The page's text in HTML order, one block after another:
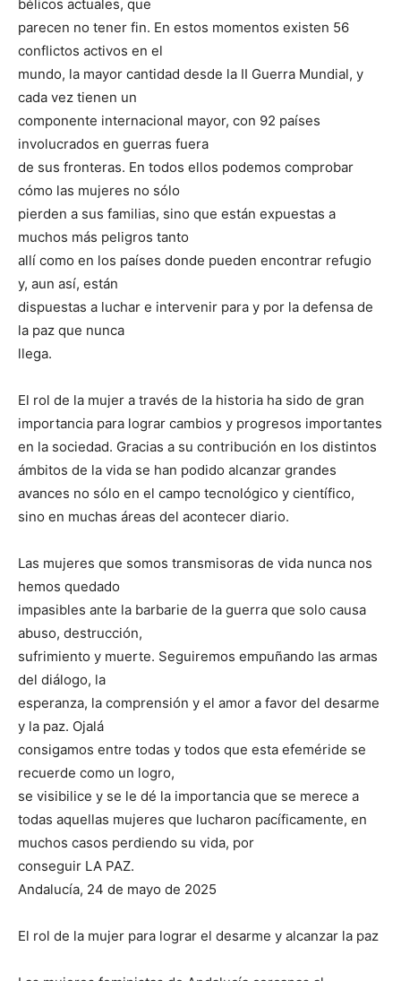
bélicos actuales, que
parecen no tener fin. En estos momentos existen 56
conflictos activos en el
mundo, la mayor cantidad desde la II Guerra Mundial, y
cada vez tienen un
componente internacional mayor, con 92 países
involucrados en guerras fuera
de sus fronteras. En todos ellos podemos comprobar
cómo las mujeres no sólo
pierden a sus familias, sino que están expuestas a
muchos más peligros tanto
allí como en los países donde pueden encontrar refugio
y, aun así, están
dispuestas a luchar e intervenir para y por la defensa de
la paz que nunca
llega.
El rol de la mujer a través de la historia ha sido de gran
importancia para lograr cambios y progresos importantes
en la sociedad. Gracias a su contribución en los distintos
ámbitos de la vida se han podido alcanzar grandes
avances no sólo en el campo tecnológico y científico,
sino en muchas áreas del acontecer diario.
Las mujeres que somos transmisoras de vida nunca nos
hemos quedado
impasibles ante la barbarie de la guerra que solo causa
abuso, destrucción,
sufrimiento y muerte. Seguiremos empuñando las armas
del diálogo, la
esperanza, la comprensión y el amor a favor del desarme
y la paz. Ojalá
consigamos entre todas y todos que esta efeméride se
recuerde como un logro,
se visibilice y se le dé la importancia que se merece a
todas aquellas mujeres que lucharon pacíficamente, en
muchos casos perdiendo su vida, por
conseguir LA PAZ.
Andalucía, 24 de mayo de 2025
El rol de la mujer para lograr el desarme y alcanzar la paz